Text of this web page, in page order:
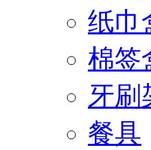
纸巾
棉签
牙刷
餐具